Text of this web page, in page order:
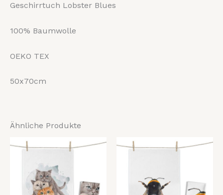
Geschirrtuch Lobster Blues
100% Baumwolle
OEKO TEX
50x70cm
Ähnliche Produkte